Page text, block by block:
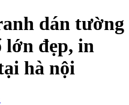
dán tường
lớn đẹp, in
hà nội